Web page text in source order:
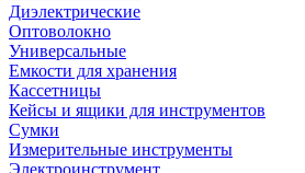
Диэлектрические
Оптоволокно
Универсальные
Емкости для хранения
Кассетницы
Кейсы и ящики для инструментов
Сумки
Измерительные инструменты
Электроинструмент